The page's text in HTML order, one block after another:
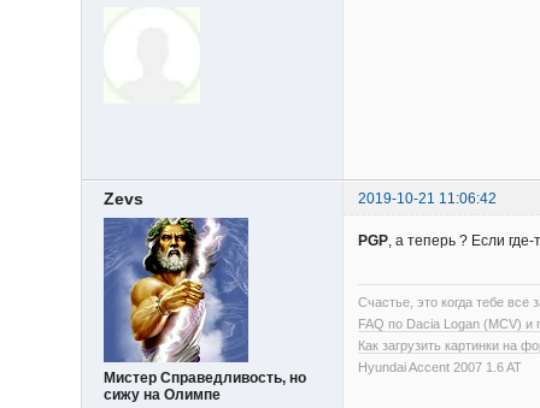
Zevs 2019-10-21 11:06:42
Мистер Справедливость, но
сижу на Олимпе
PGP , а теперь ? Если
Счастье, это когда тебе все
FAQ по Dacia Logan (MCV)
Как загрузить картинки на
Hyundai Accent 2007 1.6 AT